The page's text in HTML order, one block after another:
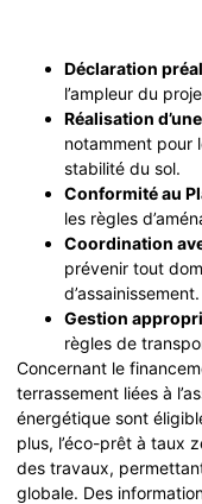
Déclaration
l’ampleur du
Réalisation
notamment pour
stabilité du sol.
Conformité au
les règles
Coordination
prévenir tout
d’assainissement.
Gestion
règles de
Concernant le
terrassement liées à
énergétique sont
plus, l’éco-prêt à taux
des travaux,
globale. Des